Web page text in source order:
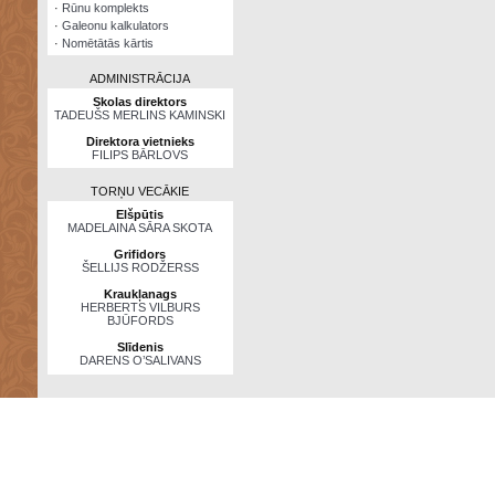
· Rūnu komplekts
· Galeonu kalkulators
· Nomētātās kārtis
ADMINISTRĀCIJA
Skolas direktors
TADEUŠS MERLINS KAMINSKI
Direktora vietnieks
FILIPS BĀRLOVS
TORŅU VECĀKIE
Elšpūtis
MADELAINA SĀRA SKOTA
Grifidors
ŠELLIJS RODŽERSS
Kraukļanags
HERBERTS VILBURS
BJŪFORDS
Slīdenis
DARENS O’SALIVANS